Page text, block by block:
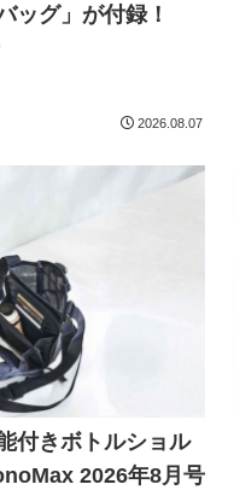
ッグ」が付録！
2026.08.07
付きボトルショル
2026年8月号